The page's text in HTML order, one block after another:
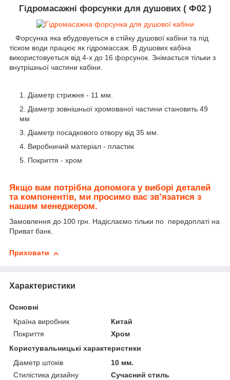
Гідромасажні форсунки для душових ( Ф02 )
Форсунка яка вбудовуеться в стійку душової кабіни та під
тіском води працює як гідромассаж. В душових кабіна
використовуеться від 4-х до 16 форсунок. Знімається тільки з
внутрішньої частини кабіни.
Діаметр стрижня - 11 мм.
Діаметр зовнішньої хромованої частини становить 49
мм
Діаметр посадкового отвору від 35 мм.
Виробничий матеріал - пластик
Покриття - хром
Якщо вам потрібна допомога у виборі деталей
та компонентів, ми просимо вас зв’язатися з
нашим менеджером.
Замовлення до 100 грн. Надіслаємо тільки по передоплаті на
Приват банк.
Приховати
Характеристики
Основні
Країна виробник
Китай
Покриття
Хром
Користувальницькі характеристики
Діаметр штоків
10 мм.
Стилістика дизайну
Сучасний стиль